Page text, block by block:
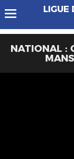
LIGUE
NATIONAL :